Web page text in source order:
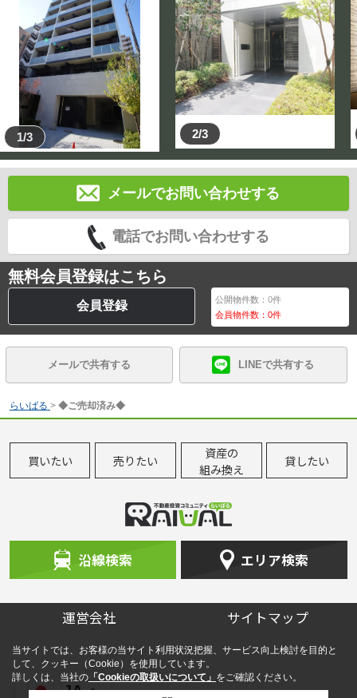
JA
1/3 2/3
メールでお問い合わせする
電話でお問い合わせする
無料会員登録はこちら
会員登録 公開物件数：0件
会員物件数：0件
メールで共有する LINEで共有する
らいばる > ◆ご売却済み◆
買いたい 売りたい
資産の
組み換え
貸したい
沿線検索 エリア検索
運営会社 サイトマップ
当サイトでは、お客様の当サイト利用状況把握、サービス向上検討を目的と
して、クッキー（Cookie）を使用しています。
詳しくは、当社の 「Cookieの取扱いについて」 をご確認ください。